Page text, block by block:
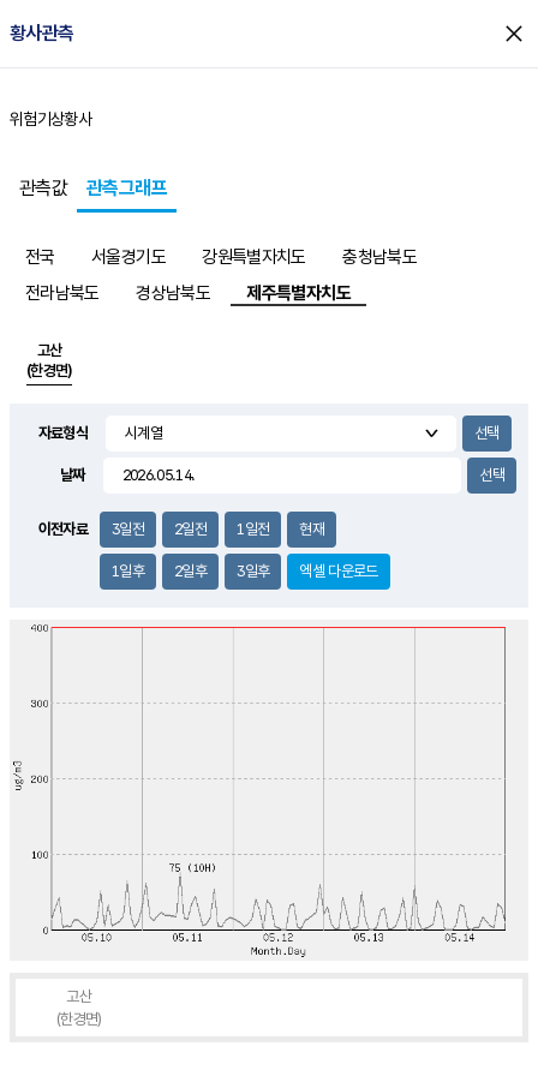
황사관측 close
홈
위험기상황사
관측값 관측그래프
전국 서울경기도 강원특별자치도
충청남북도
전라남북도
경상남북도 제주특별자치도
고산
(한경면)
자료형식
날짜
이전자료 3일전 2일전 1일전 현재
1일후 2일후 3일후 엑셀 다운로드
고산
(한경면)